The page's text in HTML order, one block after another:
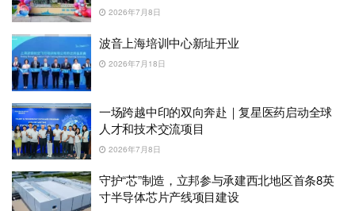
2026年7月8日
波音上海培训中心新址开业
2026年7月18日
一场跨越中印的双向奔赴｜复星医药启动全球
人才和技术交流项目
2026年7月8日
守护“芯”制造，立邦参与承建西北地区首条8英
寸半导体芯片产线项目建设